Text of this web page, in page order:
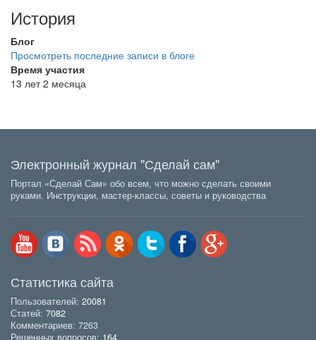
История
Блог
Просмотреть последние записи в блоге
Время участия
13 лет 2 месяца
Электронный журнал "Сделай сам"
Портал «Сделай Сам» обо всем, что можно сделать своими
руками. Инструкции, мастер-классы, советы и руководства
Статистика сайта
Пользователей: 20081
Статей: 7082
Комментариев: 7263
Решенных вопросов: 164